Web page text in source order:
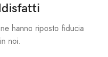
hanno riposto fiducia
in noi.